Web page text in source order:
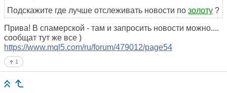
Подскажите где лучше отслеживать новости по золоту ?
Прива! В спамерской - там и запросить новости можно....
сообщат тут же все )
https://www.mql5.com/ru/forum/479012/page54
1